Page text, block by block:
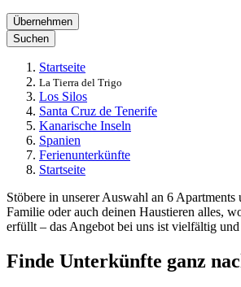
Übernehmen
Suchen
Startseite
La Tierra del Trigo
Los Silos
Santa Cruz de Tenerife
Kanarische Inseln
Spanien
Ferienunterkünfte
Startseite
Stöbere in unserer Auswahl an 6
Familie oder auch deinen Haustieren alles,
erfüllt – das Angebot bei uns ist vielfältig
Finde Unterkünfte ganz